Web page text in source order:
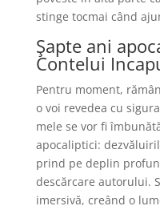
stinge tocmai când
Şapte ani
Contelui
Pentru moment,
o voi revedea cu
mele se vor fi
apocaliptici:
prind pe deplin
descărcare autorului.
imersivă, creând o